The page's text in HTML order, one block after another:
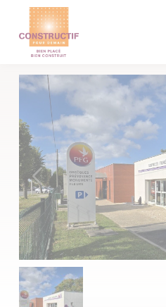
Panneau de gestion des cookies